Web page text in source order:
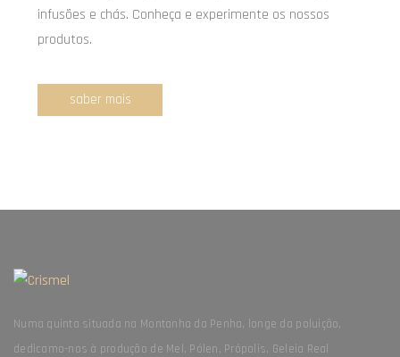
infusões e chás. Conheça e experimente os nossos
produtos.
saber mais
Numa quinta situada na Montanha da Penha, longe da poluição,
dedicamo-nos à produção de Mel, Pólen, Própolis, Geleia Real